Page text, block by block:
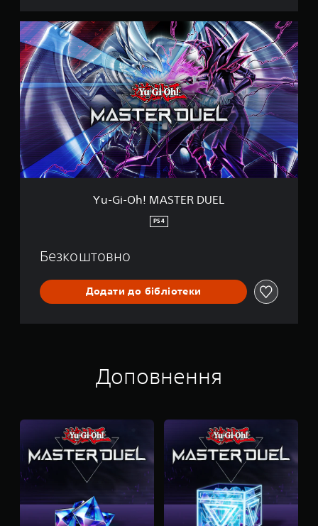
Y
u
-
G
i
-
O
h
!
M
A
S
T
Yu-Gi-Oh! MASTER DUEL
PS4
Безкоштовно
Додати до бібліотеки
Доповнення